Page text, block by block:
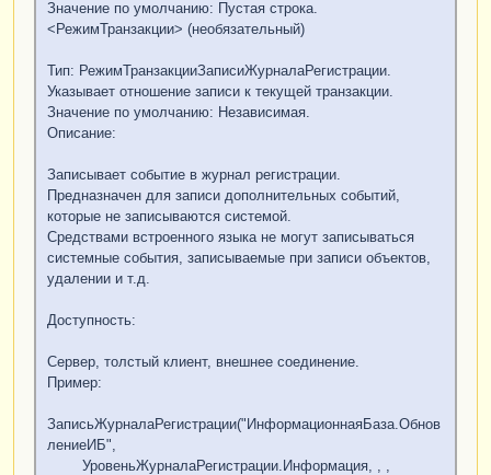
Значение по умолчанию: Пустая строка.
<РежимТранзакции> (необязательный)
Тип: РежимТранзакцииЗаписиЖурналаРегистрации.
Указывает отношение записи к текущей транзакции.
Значение по умолчанию: Независимая.
Описание:
Записывает событие в журнал регистрации.
Предназначен для записи дополнительных событий,
которые не записываются системой.
Средствами встроенного языка не могут записываться
системные события, записываемые при записи объектов,
удалении и т.д.
Доступность:
Сервер, толстый клиент, внешнее соединение.
Пример:
ЗаписьЖурналаРегистрации("ИнформационнаяБаза.Обнов
лениеИБ",
УровеньЖурналаРегистрации.Информация, , ,